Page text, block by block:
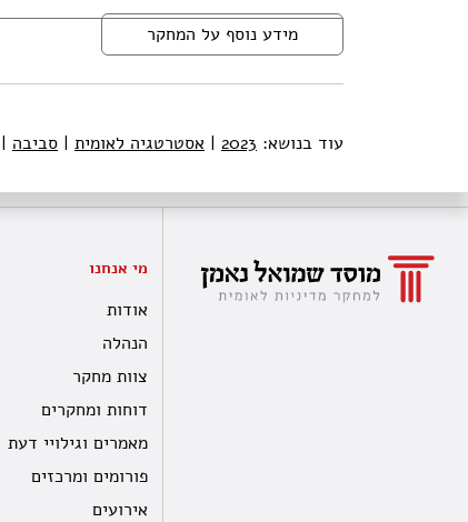
מידע נוסף על המחקר
עוד בנושא: 2023
| אסטרטגיה לאומית | סביבה |
מי אנחנו
אודות
הנהלה
צוות מחקר
דוחות ומחקרים
מאמרים וגילויי דעת
פורומים ומרכזים
אירועים